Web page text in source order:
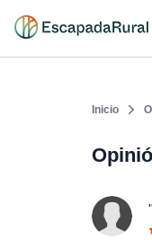
Inicio
"